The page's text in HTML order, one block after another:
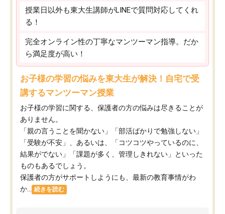
授業日以外も東大生講師がLINEで質問対応してくれ
る！
完全オンライン性の丁寧なマンツーマン指導。だか
ら満足度が高い！
お子様の学習の悩みを東大生が解決！自宅で受
講するマンツーマン授業
お子様の学習に関する、保護者の方の悩みは尽きることが
ありません。
「親の言うことを聞かない」「部活ばかりで勉強しない」
「受験が不安」、あるいは、「コツコツやっているのに、
結果がでない」「課題が多く、管理しきれない」といった
ものもあるでしょう。
保護者の方がサポートしようにも、最新の教育事情がわ
か...
続きを読む